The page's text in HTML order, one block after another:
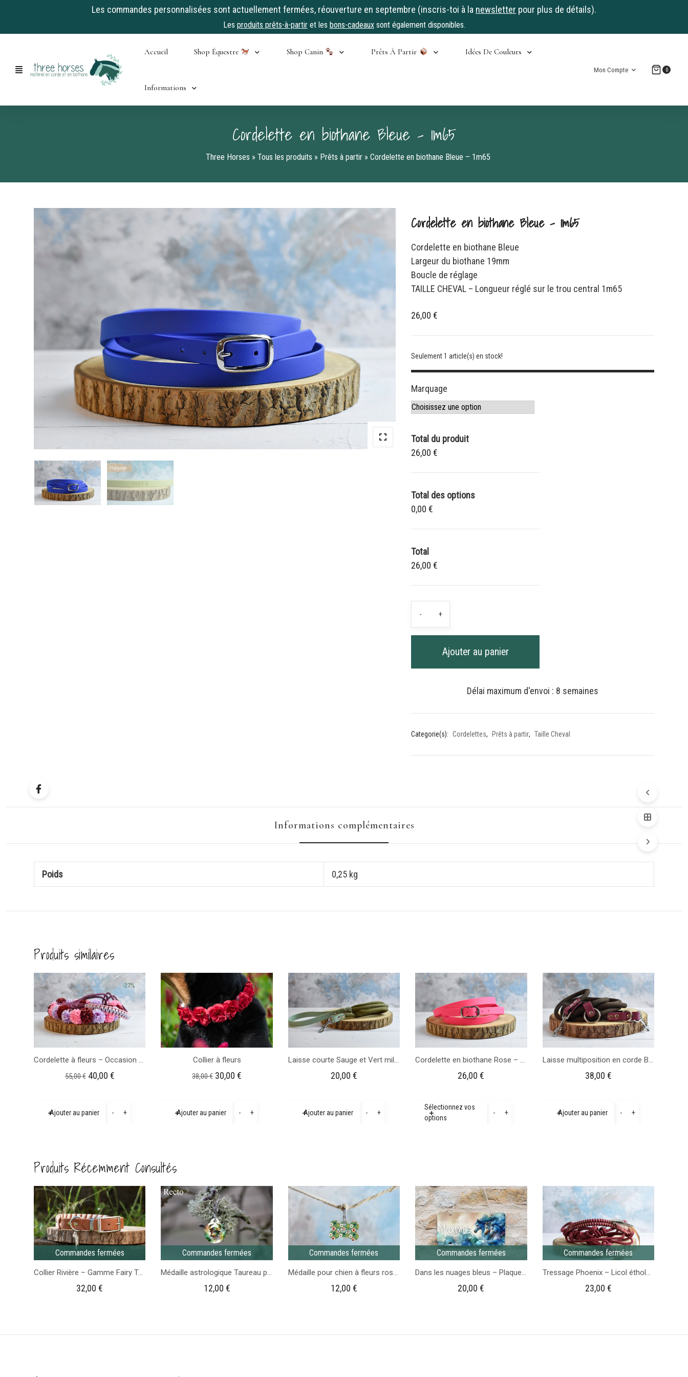
Les commandes personnalisées sont actuellement fermées, réouverture en septembre (inscris-toi à la newsletter pour plus de détails).
Les produits prêts-à-partiret les bons-cadeauxsont également disponibles.
content
Accueil Shop Équestre Shop Canin Prêts À Partir Idées De Couleurs
Informations
Mon Compte 0
Cordelette en biothane Bleue – 1m65
Three Horses » Tous les produits » Prêts à partir» Cordelette en biothane Bleue – 1m65
Cordelette en biothane Bleue – 1m65
Cordelette en biothane Bleue
Largeur du biothane 19mm
Boucle de réglage
TAILLE CHEVAL – Longueur réglé sur le trou central 1m65
26,00 €
Seulement 1 article(s) en stock!
Marquage
Total du produit
26,00 €
Total des options
0,00 €
Total
26,00 €
-
Cordelette
+
Ajouter au panier
Délai maximum d'envoi : 8 semaines
Categorie(s): Cordelettes, Prêts à partir, Taille Cheval
Informations complémentaires
Poids 0,25 kg
Produits similaires
-27%
55,00€ Le
était :
40,00 €Le
est :
Ajouter au panier -
quantité
fleurs
Occasion
-
Longueur
1m35
+
-21%
Collier à fleurs
38,00€ Le
était :
30,00€
est :
Ajouter au panier -
quantité
+
20,00 €
Ajouter au panier -
quantité
Vert
+
26,00€
Sélectionnez vos
options
-
quantité
-
1m65
+
38,00 €
Ajouter au panier -
quantité
Brun
+
Produits Récemment Consultés
Commandes fermées
Collier Rivière – Gamme Fairy Tale pour chien
32,00€
Commandes fermées
Médaille astrologique Taureau pour chien et chevaux
12,00 €
Commandes fermées
Médaille pour chien à fleurs roses
12,00 €
Commandes fermées
Dans les nuages bleus – Plaque de Casier d’écurie
20,00€
Commandes fermées
Tressage Phoenix – Licol éthologique personnalisable
23,00 €